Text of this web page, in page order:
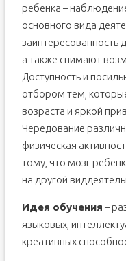
ребенка –
основного вида
заинтересованность
а также снимают
Доступность и
отбором тем,
возраста и яркой
Чередование
физическая
тому, что мозг
на другой
Идея обучения –
языковых,
креативных